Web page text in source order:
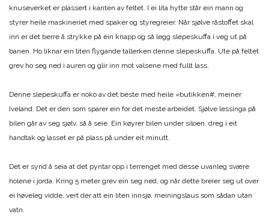
knuseverket er plassert i kanten av feltet. I ei lita hytte står ein mann og
styrer heile maskineriet med spaker og styregreier. Når sjølve råstoffet skal
inn er det berre å strykke på ein knapp og så legg slepeskuffa i veg ut på
banen. Ho liknar ein liten flygande tallerken denne slepeskuffa. Ute på feltet
grev ho seg ned i auren og glir inn mot valsene med fullt lass.
Denne slepeskuffa er noko av det beste med heile «butikken#, meiner
Iveland. Det er den som sparer ein for det meste arbeidet. Sjølve lessinga på
bilen går av seg sjølv, så å seie. Ein køyrer bilen under siloen, dreg i eit
handtak og lasset er på plass på under eit minutt.
Det er synd å seia at det pyntar opp i terrenget med desse uvanleg svære
holene i jorda. Kring 5 meter grev ein seg ned, og når dette breier seg ut over
ei høveleg vidde, vert der att ein liten innsjø, meiningslaus som sådan utan
vatn.